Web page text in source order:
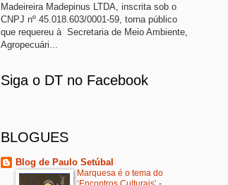
Madeireira Madepinus LTDA, inscrita sob o
CNPJ nº 45.018.603/0001-59, torna público
que requereu à Secretaria de Meio Ambiente,
Agropecuári...
Siga o DT no Facebook
BLOGUES
Blog de Paulo Setúbal
Marquesa é o tema do